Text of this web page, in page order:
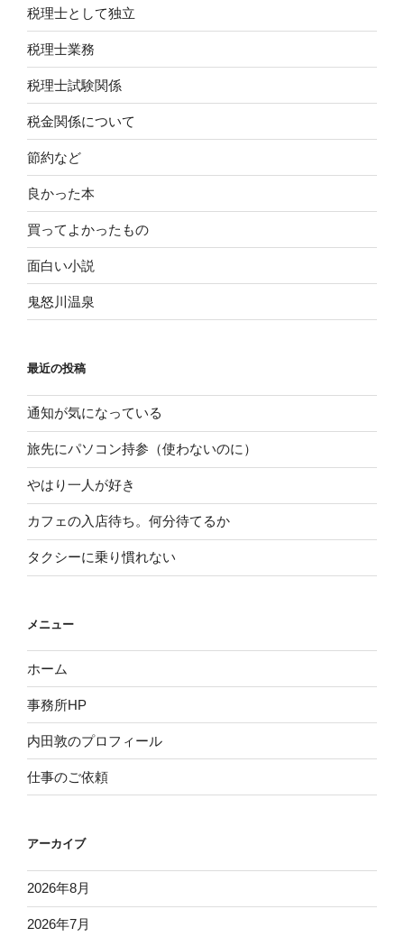
税理士として独立
税理士業務
税理士試験関係
税金関係について
節約など
良かった本
買ってよかったもの
面白い小説
鬼怒川温泉
最近の投稿
通知が気になっている
旅先にパソコン持参（使わないのに）
やはり一人が好き
カフェの入店待ち。何分待てるか
タクシーに乗り慣れない
メニュー
ホーム
事務所HP
内田敦のプロフィール
仕事のご依頼
アーカイブ
2026年8月
2026年7月